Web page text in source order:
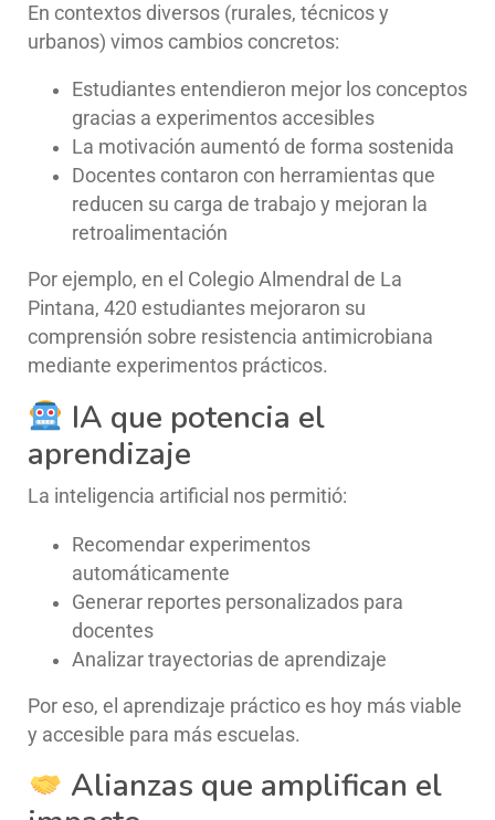
En contextos diversos (rurales, técnicos y
urbanos) vimos cambios concretos:
Estudiantes entendieron mejor los conceptos
gracias a experimentos accesibles
La motivación aumentó de forma sostenida
Docentes contaron con herramientas que
reducen su carga de trabajo y mejoran la
retroalimentación
Por ejemplo, en el Colegio Almendral de La
Pintana, 420 estudiantes mejoraron su
comprensión sobre resistencia antimicrobiana
mediante experimentos prácticos.
IA que potencia el
aprendizaje
La inteligencia artificial nos permitió:
Recomendar experimentos
automáticamente
Generar reportes personalizados para
docentes
Analizar trayectorias de aprendizaje
Por eso, el aprendizaje práctico es hoy más viable
y accesible para más escuelas.
Alianzas que amplifican el